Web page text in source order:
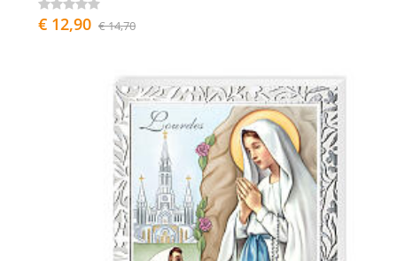
€ 12,90 € 14,70